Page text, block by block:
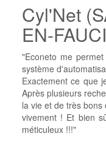
Cyl'Net
EN-
"Econeto me
système
Exactement ce que
Après plusieurs
la vie et de très
vivement ! Et bien
méticuleux !!!"